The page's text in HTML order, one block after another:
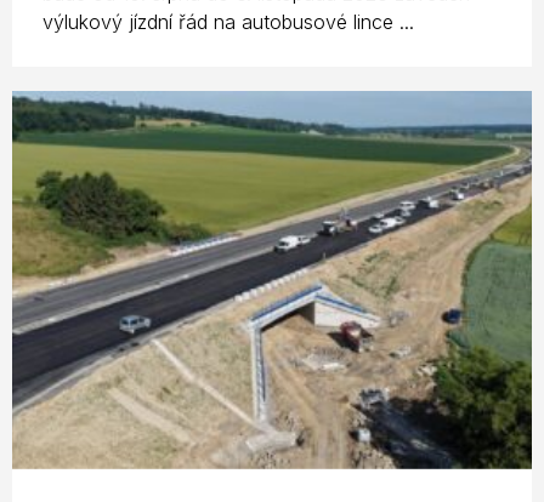
výlukový jízdní řád na autobusové lince ...